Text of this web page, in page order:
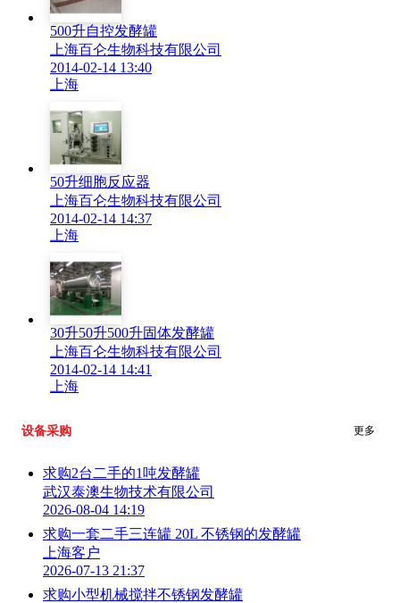
500升自控发酵罐
上海百仑生物科技有限公司
2014-02-14 13:40
上海
50升细胞反应器
上海百仑生物科技有限公司
2014-02-14 14:37
上海
30升50升500升固体发酵罐
上海百仑生物科技有限公司
2014-02-14 14:41
上海
设备采购 更多
求购2台二手的1吨发酵罐
武汉泰澳生物技术有限公司
2026-08-04 14:19
求购一套二手三连罐 20L 不锈钢的发酵罐
上海客户
2026-07-13 21:37
求购小型机械搅拌不锈钢发酵罐